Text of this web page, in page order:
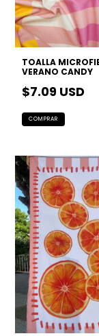
TOALLA
VERANO CANDY
$7.09 USD